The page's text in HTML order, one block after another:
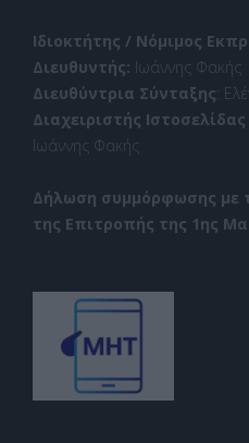
Ιδιοκτήτης / Νόμιμος
Διευθυντής: Ιωάννης Φακής
Διευθύντρια Σύνταξης:
Διαχειριστής
Ιωάννης Φακής
Δήλωση συμμόρφωσης με
της Επιτροπής της 1ης